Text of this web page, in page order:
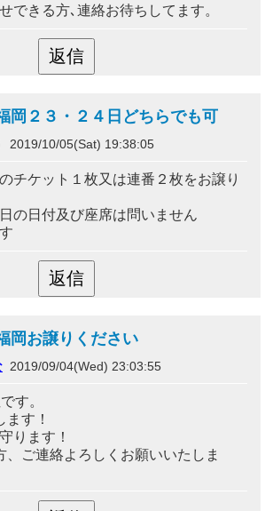
できる方､連絡お待ちしてます。
岡２３・２４日どちらでも可
2019/10/05(Sat) 19:38:05
チケット１枚又は連番２枚をお譲り
の日付及び座席は問いません
岡お譲りください
2019/09/04(Wed) 23:03:55
す。
す！
ります！
、ご連絡よろしくお願いいたしま